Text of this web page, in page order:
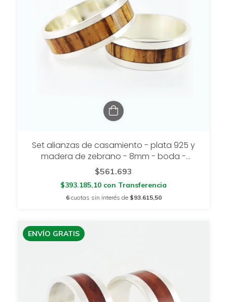
Set alianzas de casamiento - plata 925 y
madera de zebrano - 8mm - boda -
setpalmar
$561.693
$393.185,10 con Transferencia
6 cuotas sin interés de $93.615,50
ENVÍO GRATIS